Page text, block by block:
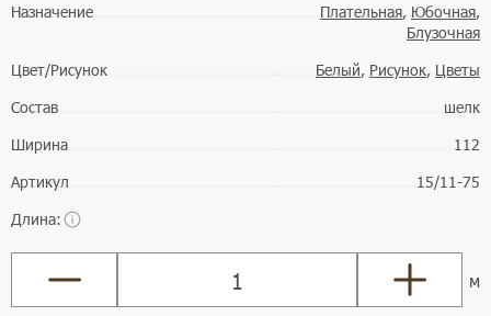
Назначение
Плательная, Юбочная,
Блузочная
Цвет/Рисунок
Белый, Рисунок, Цветы
Состав
шелк
Ширина
112
Артикул
15/11-75
Длина:
м